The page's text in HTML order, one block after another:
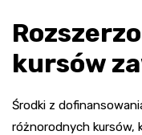
kursów
Środki z
różnorodnych kursów,